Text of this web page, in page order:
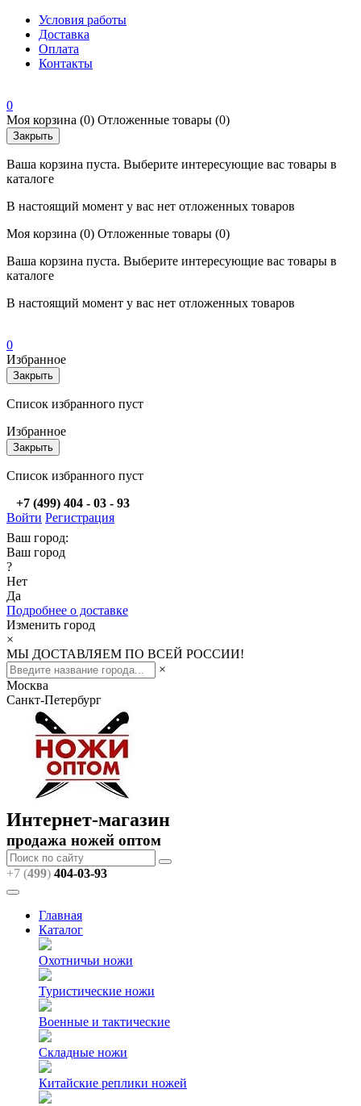
Условия работы
Доставка
Оплата
Контакты
0
Моя корзина (0) Отложенные товары (0)
Закрыть
Ваша корзина пуста. Выберите интересующие вас товары в
каталоге
В настоящий момент у вас нет отложенных товаров
Моя корзина (0) Отложенные товары (0)
Ваша корзина пуста. Выберите интересующие вас товары в
каталоге
В настоящий момент у вас нет отложенных товаров
0
Избранное
Закрыть
Список избранного пуст
Избранное
Закрыть
Список избранного пуст
+7 (499) 404 - 03 - 93
Войти Регистрация
Ваш город:
Ваш город
?
Нет
Да
Подробнее о доставке
Изменить город
×
МЫ ДОСТАВЛЯЕМ ПО ВСЕЙ РОССИИ!
×
Москва
Санкт-Петербург
Интернет-магазин
продажа ножей оптом
+7 (499) 404-03-93
Главная
Каталог
Охотничьи ножи
Туристические ножи
Военные и тактические
Складные ножи
Китайские реплики ножей